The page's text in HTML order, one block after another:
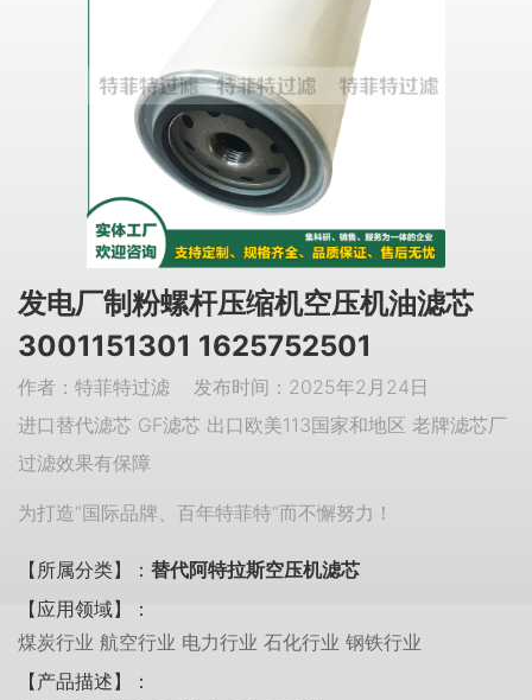
发电厂制粉螺杆压缩机空压机油滤芯
3001151301 1625752501
作者：特菲特过滤 发布时间：2025年2月24日
进口替代滤芯 GF滤芯 出口欧美113国家和地区 老牌滤芯厂
过滤效果有保障
为打造“国际品牌、百年特菲特”而不懈努力！
【所属分类】： 替代阿特拉斯空压机滤芯
【应用领域】：
煤炭行业 航空行业 电力行业 石化行业 钢铁行业
【产品描述】：